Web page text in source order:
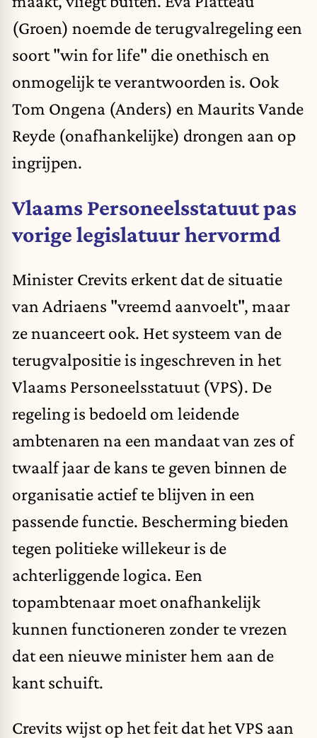
(Groen) noemde de terugvalregeling een
soort "win for life" die onethisch en
onmogelijk te verantwoorden is. Ook
Tom Ongena (Anders) en Maurits Vande
Reyde (onafhankelijke) drongen aan op
ingrijpen.
Vlaams Personeelsstatuut pas
vorige legislatuur hervormd
Minister Crevits erkent dat de situatie
van Adriaens "vreemd aanvoelt", maar
ze nuanceert ook. Het systeem van de
terugvalpositie is ingeschreven in het
Vlaams Personeelsstatuut (VPS). De
regeling is bedoeld om leidende
ambtenaren na een mandaat van zes of
twaalf jaar de kans te geven binnen de
organisatie actief te blijven in een
passende functie. Bescherming bieden
tegen politieke willekeur is de
achterliggende logica. Een
topambtenaar moet onafhankelijk
kunnen functioneren zonder te vrezen
dat een nieuwe minister hem aan de
kant schuift.
Crevits wijst op het feit dat het VPS aan